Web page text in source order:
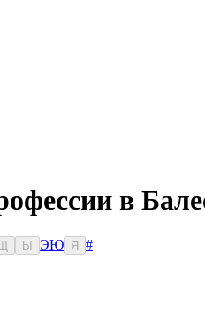
в
Ы ЭЮ Я
#